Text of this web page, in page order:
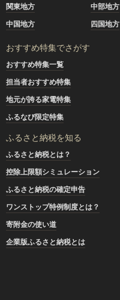
関東地方
中部地方
中国地方
四国地方
おすすめ特集でさがす
おすすめ特集一覧
担当者おすすめ特集
地元が誇る家電特集
ふるなび限定特集
ふるさと納税を知る
ふるさと納税とは？
控除上限額シミュレーション
ふるさと納税の確定申告
ワンストップ特例制度とは？
寄附金の使い道
企業版ふるさと納税とは